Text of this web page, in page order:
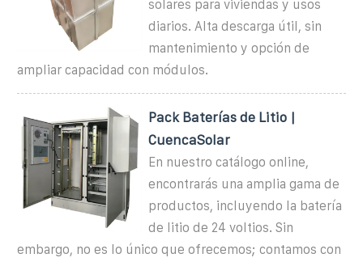
solares para viviendas y usos
diarios. Alta descarga útil, sin
mantenimiento y opción de
ampliar capacidad con módulos.
Pack Baterías de Litio |
CuencaSolar
En nuestro catálogo online,
encontrarás una amplia gama de
productos, incluyendo la batería
de litio de 24 voltios. Sin
embargo, no es lo único que ofrecemos; contamos con